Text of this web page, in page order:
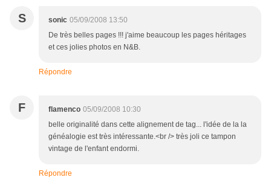
S sonic 05/09/2008 13:50
De très belles pages !!! j'aime beaucoup les pages héritages
et ces jolies photos en N&B.
Répondre
F flamenco 05/09/2008 10:30
belle originalité dans cette alignement de tag... l'idée de la la
généalogie est très intéressante.<br /> très joli ce tampon
vintage de l'enfant endormi.
Répondre